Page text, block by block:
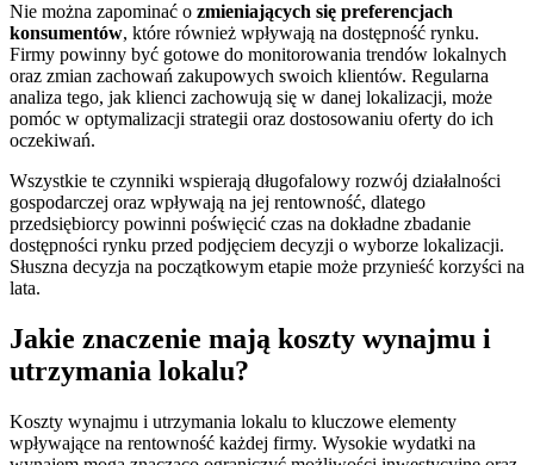
Nie można zapominać o zmieniających się preferencjach
konsumentów, które również wpływają na dostępność rynku.
Firmy powinny być gotowe do monitorowania trendów lokalnych
oraz zmian zachowań zakupowych swoich klientów. Regularna
analiza tego, jak klienci zachowują się w danej lokalizacji, może
pomóc w optymalizacji strategii oraz dostosowaniu oferty do ich
oczekiwań.
Wszystkie te czynniki wspierają długofalowy rozwój działalności
gospodarczej oraz wpływają na jej rentowność, dlatego
przedsiębiorcy powinni poświęcić czas na dokładne zbadanie
dostępności rynku przed podjęciem decyzji o wyborze lokalizacji.
Słuszna decyzja na początkowym etapie może przynieść korzyści na
lata.
Jakie znaczenie mają koszty wynajmu i
utrzymania lokalu?
Koszty wynajmu i utrzymania lokalu to kluczowe elementy
wpływające na rentowność każdej firmy. Wysokie wydatki na